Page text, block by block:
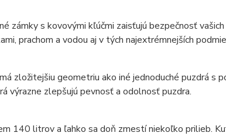
zámky s kovovými kľúčmi zaisťujú bezpečnosť
prachom a vodou aj v tých najextrémnejších
zložitejšiu geometriu ako iné jednoduché puzdrá s
výrazne zlepšujú pevnosť a odolnosť puzdra.
140 litrov a ľahko sa doň zmestí niekoľko prilieb.